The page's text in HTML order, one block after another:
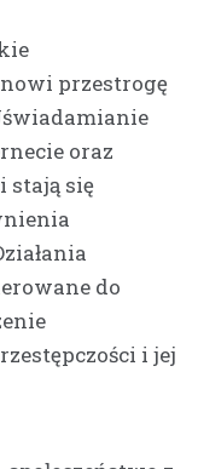
przestrogę
oraz
się
do
i jej